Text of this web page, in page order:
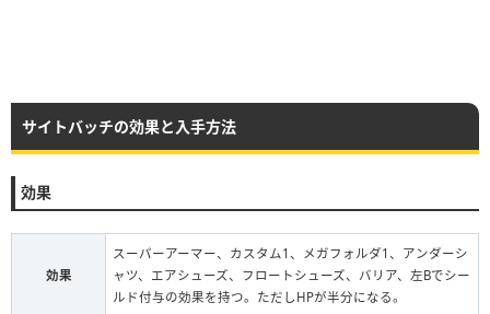
サイトバッチの効果と入手方法
効果
効果
スーパーアーマー、カスタム1、メガフォルダ1、アンダーシ
ャツ、エアシューズ、フロートシューズ、バリア、左Bでシー
ルド付与の効果を持つ。ただしHPが半分になる。